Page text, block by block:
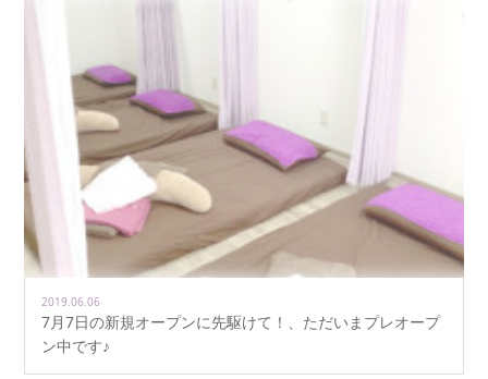
2019.06.06
7月7日の新規オープンに先駆けて！、ただいまプレオープ
ン中です♪